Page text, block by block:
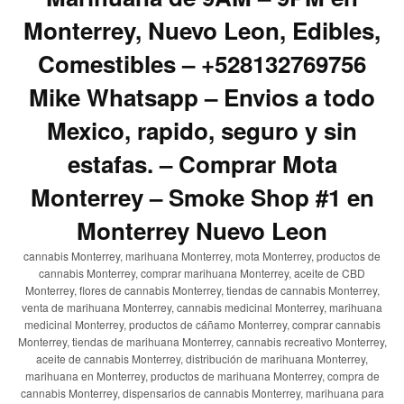
Monterrey, Nuevo Leon, Edibles,
Comestibles – +528132769756
Mike Whatsapp – Envios a todo
Mexico, rapido, seguro y sin
estafas. – Comprar Mota
Monterrey – Smoke Shop #1 en
Monterrey Nuevo Leon
cannabis Monterrey, marihuana Monterrey, mota Monterrey, productos de
cannabis Monterrey, comprar marihuana Monterrey, aceite de CBD
Monterrey, flores de cannabis Monterrey, tiendas de cannabis Monterrey,
venta de marihuana Monterrey, cannabis medicinal Monterrey, marihuana
medicinal Monterrey, productos de cáñamo Monterrey, comprar cannabis
Monterrey, tiendas de marihuana Monterrey, cannabis recreativo Monterrey,
aceite de cannabis Monterrey, distribución de marihuana Monterrey,
marihuana en Monterrey, productos de marihuana Monterrey, compra de
cannabis Monterrey, dispensarios de cannabis Monterrey, marihuana para